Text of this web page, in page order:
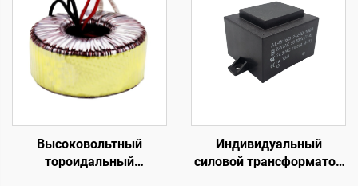
тороидальный
трансформатор класса
H, усилитель мощности
трансформатор
Высоковольтный
тороидальный
Индивидуальный
силовой трансформатор